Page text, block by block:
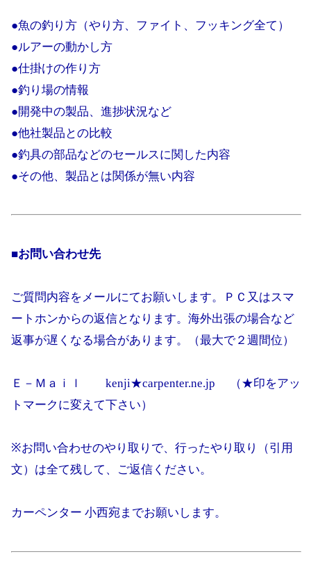
●魚の釣り方（やり方、ファイト、フッキング全て）
●ルアーの動かし方
●仕掛けの作り方
●釣り場の情報
●開発中の製品、進捗状況など
●他社製品との比較
●釣具の部品などのセールスに関した内容
●その他、製品とは関係が無い内容
■お問い合わせ先
ご質問内容をメールにてお願いします。ＰＣ又はスマ
ートホンからの返信となります。海外出張の場合など
返事が遅くなる場合があります。（最大で２週間位）
Ｅ－Ｍａｉｌ kenji★carpenter.ne.jp （★印をアッ
トマークに変えて下さい）
※お問い合わせのやり取りで、行ったやり取り（引用
文）は全て残して、ご返信ください。
カーペンター 小西宛までお願いします。